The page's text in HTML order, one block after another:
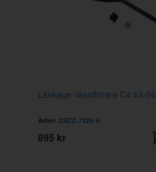
Länkage växelförare C4 64-66
Artnr: C5ZZ-7326-A
895 kr